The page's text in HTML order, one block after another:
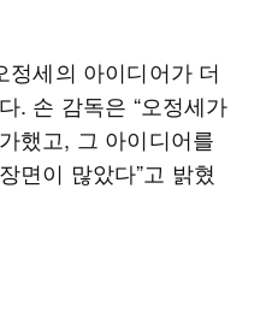
세의 아이디어가 더
. 손 감독은 “오정세가
했고, 그 아이디어를
면이 많았다”고 밝혔